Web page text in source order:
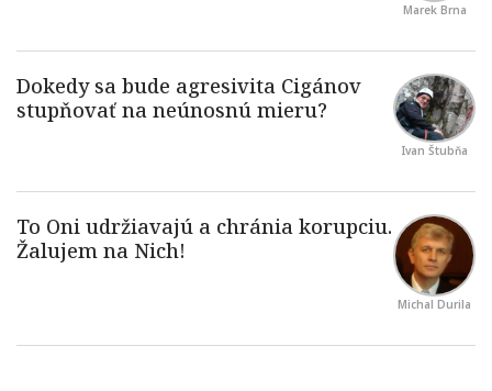
Marek Brna
Ivan Štubňa
Michal Durila